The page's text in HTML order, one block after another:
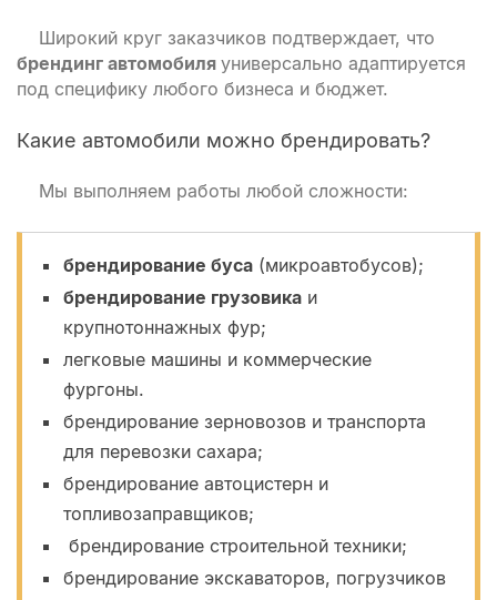
Широкий круг заказчиков подтверждает, что
брендинг автомобиля универсально адаптируется
под специфику любого бизнеса и бюджет.
Какие автомобили можно брендировать?
Мы выполняем работы любой сложности:
брендирование буса(микроавтобусов);
брендирование грузовикаи
крупнотоннажных фур;
легковые машины и коммерческие
фургоны.
брендирование зерновозов и транспорта
для перевозки сахара;
брендирование автоцистерн и
топливозаправщиков;
брендирование строительной техники;
брендирование экскаваторов, погрузчиков